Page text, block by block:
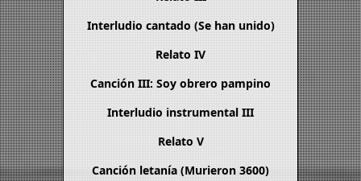
Interludio cantado (Se han unido)
Relato IV
Canción III: Soy obrero pampino
Interludio instrumental III
Relato V
Canción letanía (Murieron 3600)